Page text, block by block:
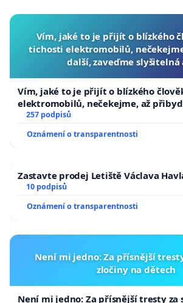
Vím, jaké to je přijít o blízkého
tichosti elektromobilů,
další, zaveďme slyšitelná
Vím, jaké to je přijít o blízkého
elektromobilů, nečekejme, až
zaveďme slyšitelná auta!
257 podpisů
Oznámení o transparentnosti
Zastavte prodej Letiště Václava
10 podpisů
Oznámení o transparentnosti
Není mi jedno: Za přísnější
zločiny na dětech
Není mi jedno: Za přísnější tresty za